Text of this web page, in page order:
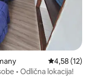
Prosječna
4,58 (12)
• Odlična lokacija!